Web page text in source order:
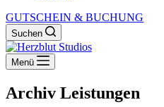
GUTSCHEIN & BUCHUNG
Suchen
Menü
Archiv Leistungen